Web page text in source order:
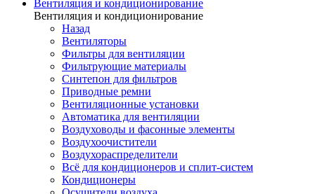
Вентиляция и кондиционирование
Вентиляция и кондиционирование
Назад
Вентиляторы
Фильтры для вентиляции
Фильтрующие материалы
Синтепон для фильтров
Приводные ремни
Вентиляционные установки
Автоматика для вентиляции
Воздуховоды и фасонные элементы
Воздухоочистители
Воздухораспределители
Всё для кондиционеров и сплит-систем
Кондиционеры